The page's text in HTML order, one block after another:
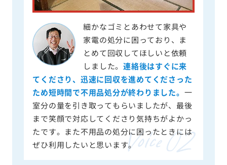
細かなゴミとあわせて家具や
家電の処分に困っており、ま
とめて回収してほしいと依頼
しました。連絡後はすぐに来
てくださり、迅速に回収を進めてくださった
ため短時間で不用品処分が終わりました。 一
室分の量を引き取ってもらいましたが、最後
まで笑顔で対応してくださり気持ちがよかっ
たです。また不用品の処分に困ったときには
ぜひ利用したいと思います。